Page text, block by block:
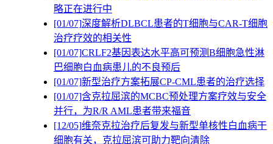
略正在进行中
[01/07]深度解析DLBCL患者的T细胞与CAR-T细胞
治疗疗效的相关性
[01/07]CRLF2基因表达水平高可预测B细胞急性淋
巴细胞白血病患儿的不良预后
[01/07]新型治疗方案拓展CP-CML患者的治疗选择
[01/07]含克拉屈滨的MCBC预处理方案疗效与安全
并行，为R/R AML患者带来福音
[12/05]维奈克拉治疗后复发与新型单核性白血病干
细胞有关，克拉屈滨可助力靶向清除